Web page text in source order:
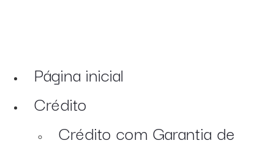
Página inicial
Crédito
Crédito com Garantia de